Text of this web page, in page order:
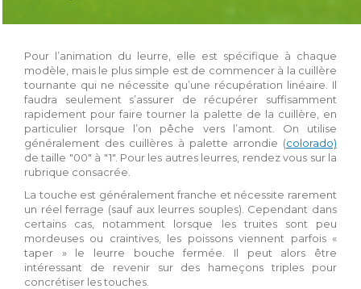
Pour l’animation du leurre, elle est spécifique à chaque
modèle, mais le plus simple est de commencer à la cuillère
tournante qui ne nécessite qu’une récupération linéaire. Il
faudra seulement s’assurer de récupérer suffisamment
rapidement pour faire tourner la palette de la cuillère, en
particulier lorsque l’on pêche vers l’amont. On utilise
généralement des cuillères à palette arrondie (colorado)
de taille "00" à "1". Pour les autres leurres, rendez vous sur la
rubrique consacrée.
La touche est généralement franche et nécessite rarement
un réel ferrage (sauf aux leurres souples). Cependant dans
certains cas, notamment lorsque les truites sont peu
mordeuses ou craintives, les poissons viennent parfois «
taper » le leurre bouche fermée. Il peut alors être
intéressant de revenir sur des hameçons triples pour
concrétiser les touches.